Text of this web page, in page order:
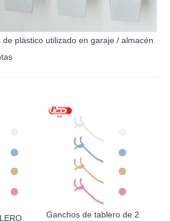
plástico utilizado en garaje / almacén
Ganchos de tablero de 2